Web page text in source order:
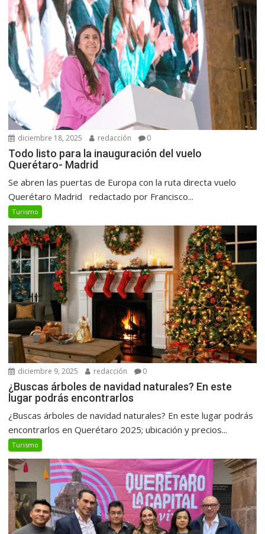
diciembre 18, 2025 redacción 0
Todo listo para la inauguración del vuelo
Querétaro- Madrid
Se abren las puertas de Europa con la ruta directa vuelo
Querétaro Madrid redactado por Francisco...
Turismo
diciembre 9, 2025 redacción 0
¿Buscas árboles de navidad naturales? En este
lugar podrás encontrarlos
¿Buscas árboles de navidad naturales? En este lugar podrás
encontrarlos en Querétaro 2025; ubicación y precios...
Turismo